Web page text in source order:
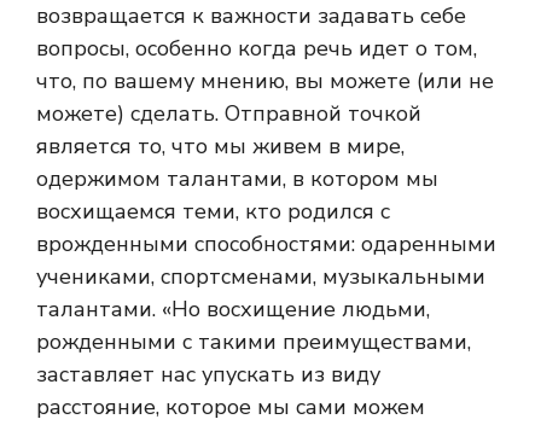
возвращается к важности задавать себе
вопросы, особенно когда речь идет о том,
что, по вашему мнению, вы можете (или не
можете) сделать. Отправной точкой
является то, что мы живем в мире,
одержимом талантами, в котором мы
восхищаемся теми, кто родился с
врожденными способностями: одаренными
учениками, спортсменами, музыкальными
талантами. «Но восхищение людьми,
рожденными с такими преимуществами,
заставляет нас упускать из виду
расстояние, которое мы сами можем